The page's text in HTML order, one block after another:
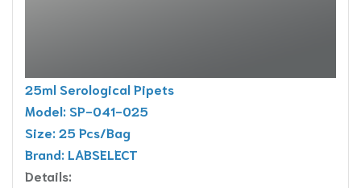
25ml Serological Pipets
Model: SP-041-025
Size: 25 Pcs/Bag
Brand: LABSELECT
Details: